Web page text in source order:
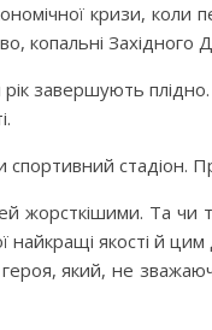
кризи, коли
копальні
завершують
стадіон.
жорсткішими. Та чи
найкращі якості й
який, не